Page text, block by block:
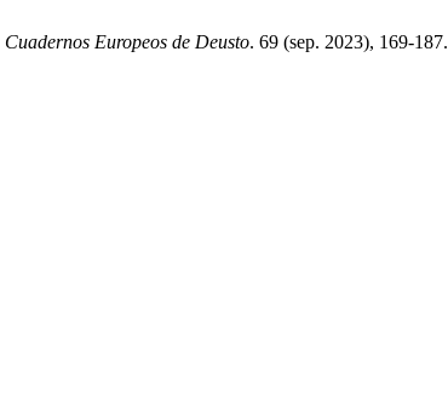
Cuadernos Europeos de Deusto. 69 (sep. 2023), 169-187.